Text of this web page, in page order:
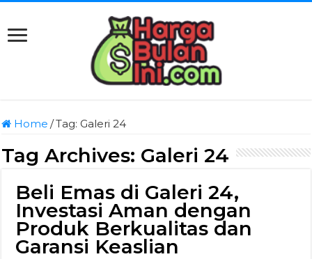
Home /Tag: Galeri 24
Tag Archives: Galeri 24
Beli Emas di Galeri 24,
Investasi Aman dengan
Produk Berkualitas dan
Garansi Keaslian